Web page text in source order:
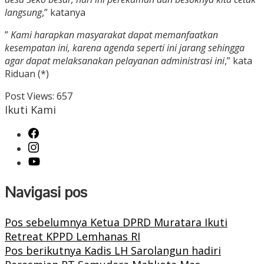
langsung,” katanya
”Kami harapkan masyarakat dapat memanfaatkan
kesempatan ini, karena agenda seperti ini jarang sehingga
agar dapat melaksanakan pelayanan administrasi ini,” kata
Riduan (*)
Post Views: 657
Ikuti Kami
Navigasi pos
Pos sebelumnya Ketua DPRD Muratara Ikuti
Retreat KPPD Lemhanas RI
Pos berikutnya Kadis LH Sarolangun hadiri